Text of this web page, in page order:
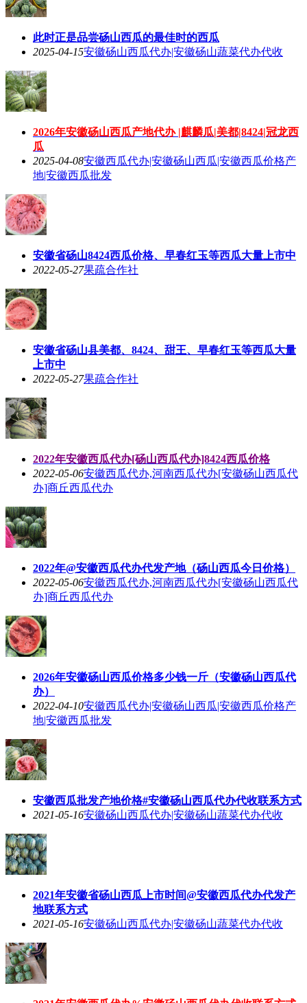
此时正是品尝砀山西瓜的最佳时的西瓜
2025-04-15安徽砀山西瓜代办|安徽砀山蔬菜代办代收
2026年安徽砀山西瓜产地代办 |麒麟瓜|美都|8424|冠龙西
瓜
2025-04-08安徽西瓜代办|安徽砀山西瓜|安徽西瓜价格产
地|安徽西瓜批发
安徽省砀山8424西瓜价格、早春红玉等西瓜大量上市中
2022-05-27果疏合作社
安徽省砀山县美都、8424、甜王、早春红玉等西瓜大量
上市中
2022-05-27果疏合作社
2022年安徽西瓜代办[砀山西瓜代办]8424西瓜价格
2022-05-06安徽西瓜代办,河南西瓜代办[安徽砀山西瓜代
办]商丘西瓜代办
2022年@安徽西瓜代办代发产地（砀山西瓜今日价格）
2022-05-06安徽西瓜代办,河南西瓜代办[安徽砀山西瓜代
办]商丘西瓜代办
2026年安徽砀山西瓜价格多少钱一斤（安徽砀山西瓜代
办）
2022-04-10安徽西瓜代办|安徽砀山西瓜|安徽西瓜价格产
地|安徽西瓜批发
安徽西瓜批发产地价格#安徽砀山西瓜代办代收联系方式
2021-05-16安徽砀山西瓜代办|安徽砀山蔬菜代办代收
2021年安徽省砀山西瓜上市时间@安徽西瓜代办代发产
地联系方式
2021-05-16安徽砀山西瓜代办|安徽砀山蔬菜代办代收